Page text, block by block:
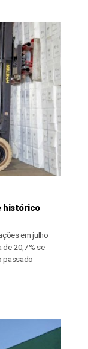
histórico
em julho
20,7% se
passado